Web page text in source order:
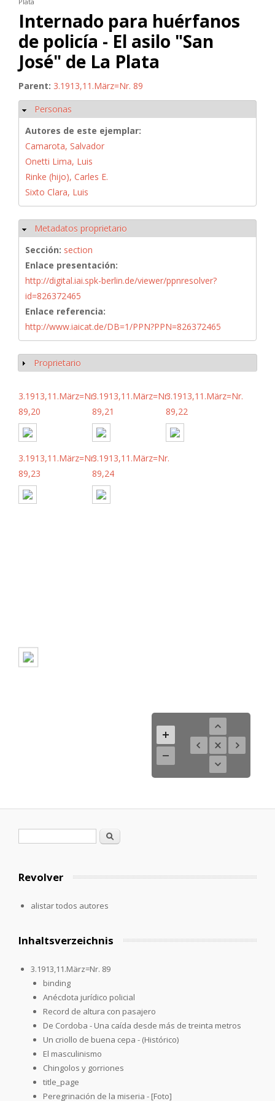
Internado para huérfanos
de policía - El asilo "San
José" de La Plata
Parent: 3.1913,11.März=Nr. 89
Ocultar
Personas
Autores de este ejemplar:
Camarota, Salvador
Onetti Lima, Luis
Rinke (hijo), Carles E.
Sixto Clara, Luis
Ocultar
Metadatos proprietario
Sección: section
Enlace presentación:
http://digital.iai.spk-berlin.de/viewer/ppnresolver?
id=826372465
Enlace referencia:
http://www.iaicat.de/DB=1/PPN?PPN=826372465
Mostrar
Proprietario
3.1913,11.März=Nr.
89,20
3.1913,11.März=Nr.
89,21
3.1913,11.März=Nr.
89,22
3.1913,11.März=Nr.
89,23
3.1913,11.März=Nr.
89,24
Formulario de búsqueda
Buscar
Revolver
alistar todos autores
Inhaltsverzeichnis
3.1913,11.März=Nr. 89
binding
Anécdota jurídico policial
Record de altura con pasajero
De Cordoba - Una caída desde más de treinta metros
Un criollo de buena cepa - (Histórico)
El masculinismo
Chingolos y gorriones
title_page
Peregrinación de la miseria - [Foto]